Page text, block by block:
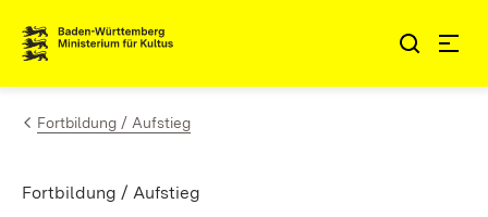
Zum Inhalt springen
Link zur Startseite
Fortbildung / Aufstieg
Fortbildung / Aufstieg